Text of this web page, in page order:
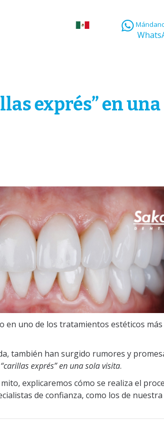
exprés” en
en uno de los tratamientos estéticos
también han surgido rumores y
“carillas exprés” en una sola visita.
explicaremos cómo se realiza el
de confianza, como los de nuestra